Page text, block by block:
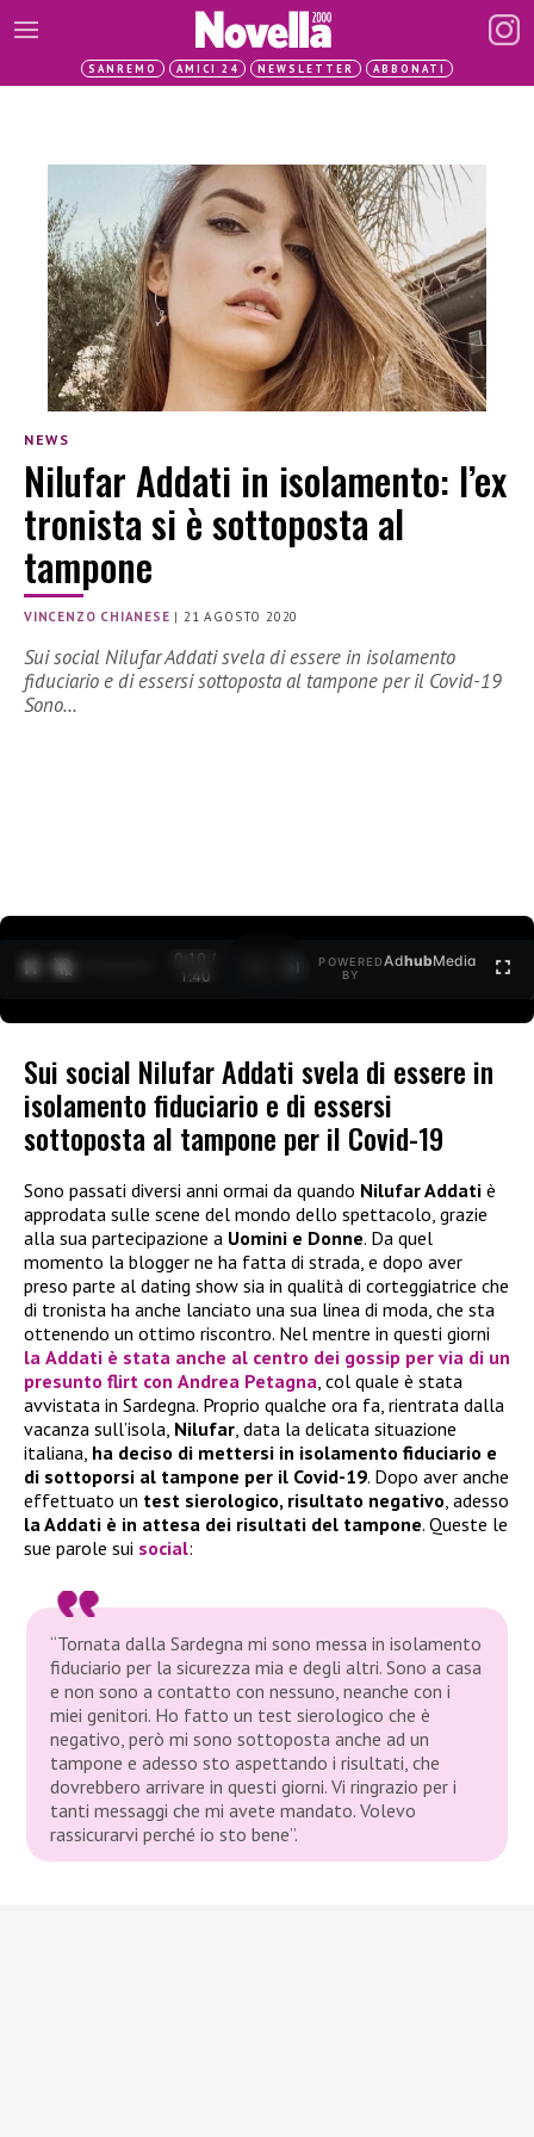
SANREMO AMICI 24 NEWSLETTER ABBONATI
NEWS
Nilufar Addati in isolamento: l’ex
tronista si è sottoposta al
tampone
VINCENZO CHIANESE |21 AGOSTO 2020
Sui social Nilufar Addati svela di essere in isolamento
fiduciario e di essersi sottoposta al tampone per il Covid-19
Sono…
0:10 /
1:40
POWERED
BY
AdhubMedia
Sui social Nilufar Addati svela di essere in
isolamento fiduciario e di essersi
sottoposta al tampone per il Covid-19
Sono passati diversi anni ormai da quando Nilufar Addati è
approdata sulle scene del mondo dello spettacolo, grazie
alla sua partecipazione a Uomini e Donne. Da quel
momento la blogger ne ha fatta di strada, e dopo aver
preso parte al dating show sia in qualità di corteggiatrice che
di tronista ha anche lanciato una sua linea di moda, che sta
ottenendo un ottimo riscontro. Nel mentre in questi giorni
la Addati è stata anche al centro dei gossip per via di un
presunto flirt con Andrea Petagna, col quale è stata
avvistata in Sardegna. Proprio qualche ora fa, rientrata dalla
vacanza sull’isola, Nilufar, data la delicata situazione
italiana, ha deciso di mettersi in isolamento fiduciario e
di sottoporsi al tampone per il Covid-19. Dopo aver anche
effettuato un test sierologico, risultato negativo, adesso
la Addati è in attesa dei risultati del tampone. Queste le
sue parole sui social:
“Tornata dalla Sardegna mi sono messa in isolamento
fiduciario per la sicurezza mia e degli altri. Sono a casa
e non sono a contatto con nessuno, neanche con i
miei genitori. Ho fatto un test sierologico che è
negativo, però mi sono sottoposta anche ad un
tampone e adesso sto aspettando i risultati, che
dovrebbero arrivare in questi giorni. Vi ringrazio per i
tanti messaggi che mi avete mandato. Volevo
rassicurarvi perché io sto bene”.